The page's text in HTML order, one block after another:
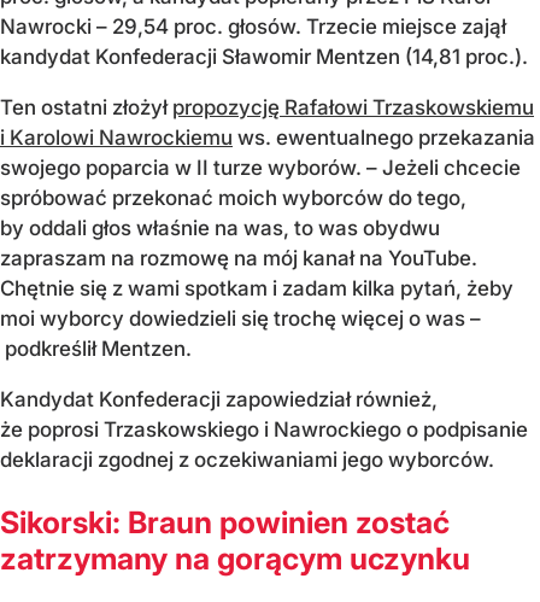
Nawrocki – 29,54 proc. głosów. Trzecie miejsce zajął
kandydat Konfederacji Sławomir Mentzen (14,81 proc.).
Ten ostatni złożył propozycję Rafałowi Trzaskowskiemu
i Karolowi Nawrockiemu ws. ewentualnego przekazania
swojego poparcia w II turze wyborów. – Jeżeli chcecie
spróbować przekonać moich wyborców do tego,
by oddali głos właśnie na was, to was obydwu
zapraszam na rozmowę na mój kanał na YouTube.
Chętnie się z wami spotkam i zadam kilka pytań, żeby
moi wyborcy dowiedzieli się trochę więcej o was –
podkreślił Mentzen.
Kandydat Konfederacji zapowiedział również,
że poprosi Trzaskowskiego i Nawrockiego o podpisanie
deklaracji zgodnej z oczekiwaniami jego wyborców.
Sikorski: Braun powinien zostać
zatrzymany na gorącym uczynku